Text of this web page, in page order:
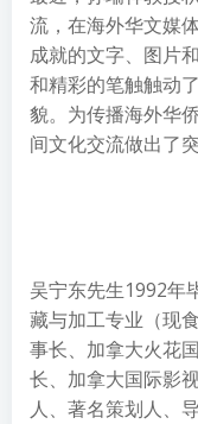
流，在海外华文媒
成就的文字、图片
和精彩的笔触触动
貌。为传播海外华
间文化交流做出了突
吴宁东先生1992年
藏与加工专业（现
事长、加拿大火花
长、加拿大国际影
人、著名策划人、